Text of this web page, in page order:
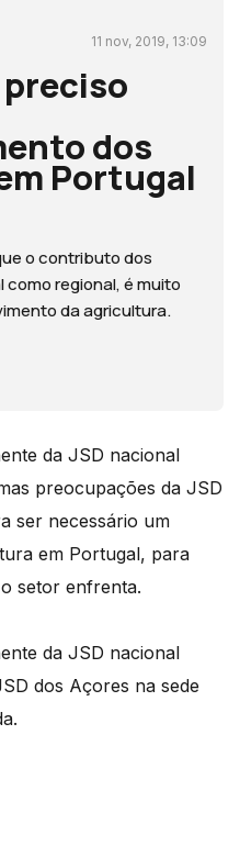
11 nov, 2019, 13:09
preciso
dos
Portugal
o contributo dos
regional, é muito
da agricultura.
da JSD nacional
preocupações da JSD
ser necessário um
em Portugal, para
setor enfrenta.
da JSD nacional
dos Açores na sede